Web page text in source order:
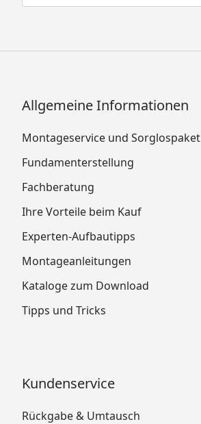
Allgemeine Informationen
Montageservice und Sorglospaket
Fundamenterstellung
Fachberatung
Ihre Vorteile beim Kauf
Experten-Aufbautipps
Montageanleitungen
Kataloge zum Download
Tipps und Tricks
Kundenservice
Rückgabe & Umtausch